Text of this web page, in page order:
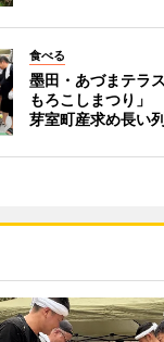
食べる
墨田・あづまテラ
もろこしまつり」
芽室町産求め長い